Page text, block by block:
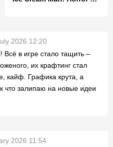
2026 12:20
в игре стало тащить –
их крафтинг стал
кайф. Графика крута, а
что залипаю на новые идеи
2026 11:54